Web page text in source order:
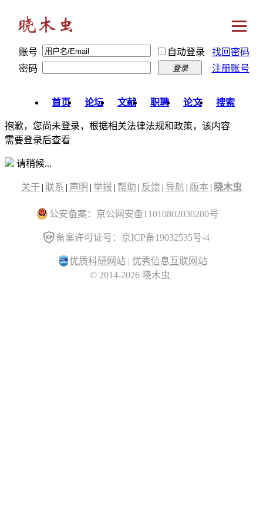
账号 自动登录
找回密码
密码
登录 注册账号
首页 论坛 文献 职聘 论文 搜索
抱歉，您尚未登录，根据相关法律法规和政策，该内容
需要登录后查看
请稍候...
关于 | 联系 | 声明 | 举报 | 帮助 | 反馈 | 导航 | 版本 | 晓木虫
公安备案：京公网安备11010802030280号
备案许可证号：京ICP备19032535号-4
优质科研网站 | 优秀信息互联网站
© 2014-2026 晓木虫